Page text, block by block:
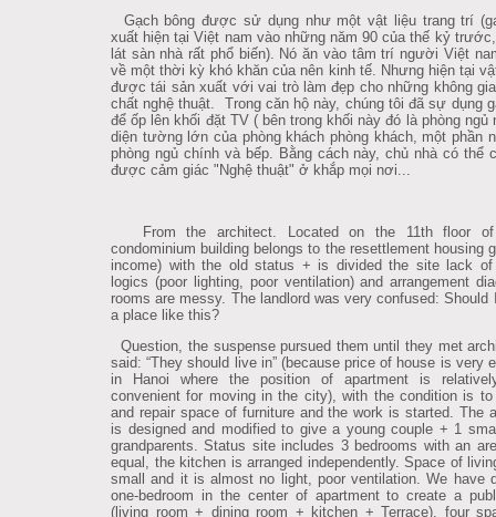
Gạch bông được sử dụng như một vật liệu trang trí
xuất hiện tại Việt nam vào những năm 90 của thế kỷ
lát sàn nhà rất phổ biến). Nó ăn vào tâm trí người Việt
về một thời kỳ khó khăn của nên kinh tế. Nhưng hiện tại
được tái sản xuất với vai trò làm đẹp cho những không
chất nghệ thuật. Trong căn hộ này, chúng tôi đã sự dụng
để ốp lên khối đặt TV ( bên trong khối này đó là phòng ngủ
diện tường lớn của phòng khách phòng khách, một phần
phòng ngủ chính và bếp. Bằng cách này, chủ nhà có thể
được cảm giác "Nghệ thuật" ở khắp mọi nơi...
From the architect. Located on the 11th floor
condominium building belongs to the resettlement housing
income) with the old status + is divided the site lack of
logics (poor lighting, poor ventilation) and arrangement
rooms are messy. The landlord was very confused: Should
a place like this?
Question, the suspense pursued them until they met
said: “They should live in” (because price of house is very
in Hanoi where the position of apartment is
convenient for moving in the city), with the condition is to
and repair space of furniture and the work is started. The
is designed and modified to give a young couple + 1
grandparents. Status site includes 3 bedrooms with an
equal, the kitchen is arranged independently. Space of
small and it is almost no light, poor ventilation. We have
one-bedroom in the center of apartment to create a
(living room + dining room + kitchen + Terrace), four